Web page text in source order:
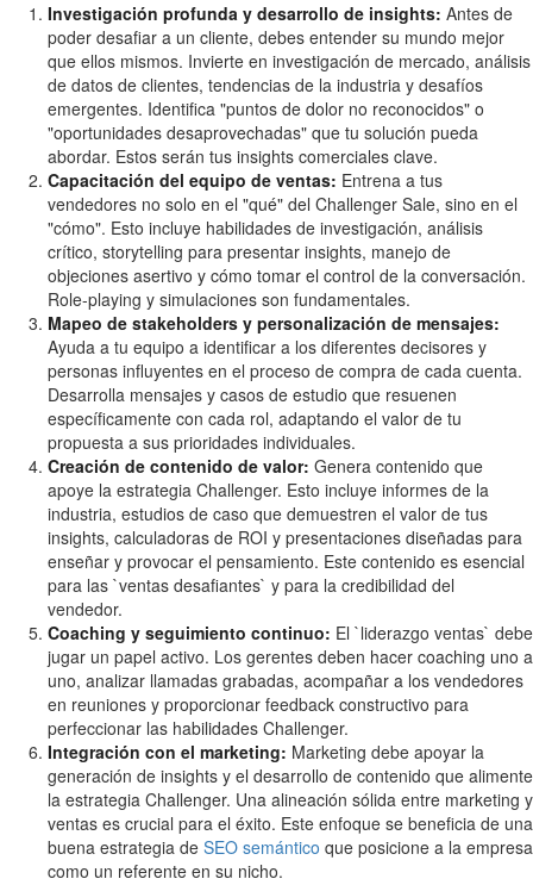
Investigación profunda y desarrollo de insights: Antes de
poder desafiar a un cliente, debes entender su mundo mejor
que ellos mismos. Invierte en investigación de mercado, análisis
de datos de clientes, tendencias de la industria y desafíos
emergentes. Identifica "puntos de dolor no reconocidos" o
"oportunidades desaprovechadas" que tu solución pueda
abordar. Estos serán tus insights comerciales clave.
Capacitación del equipo de ventas: Entrena a tus
vendedores no solo en el "qué" del Challenger Sale, sino en el
"cómo". Esto incluye habilidades de investigación, análisis
crítico, storytelling para presentar insights, manejo de
objeciones asertivo y cómo tomar el control de la conversación.
Role-playing y simulaciones son fundamentales.
Mapeo de stakeholders y personalización de mensajes:
Ayuda a tu equipo a identificar a los diferentes decisores y
personas influyentes en el proceso de compra de cada cuenta.
Desarrolla mensajes y casos de estudio que resuenen
específicamente con cada rol, adaptando el valor de tu
propuesta a sus prioridades individuales.
Creación de contenido de valor: Genera contenido que
apoye la estrategia Challenger. Esto incluye informes de la
industria, estudios de caso que demuestren el valor de tus
insights, calculadoras de ROI y presentaciones diseñadas para
enseñar y provocar el pensamiento. Este contenido es esencial
para las `ventas desafiantes` y para la credibilidad del
vendedor.
Coaching y seguimiento continuo: El `liderazgo ventas` debe
jugar un papel activo. Los gerentes deben hacer coaching uno a
uno, analizar llamadas grabadas, acompañar a los vendedores
en reuniones y proporcionar feedback constructivo para
perfeccionar las habilidades Challenger.
Integración con el marketing: Marketing debe apoyar la
generación de insights y el desarrollo de contenido que alimente
la estrategia Challenger. Una alineación sólida entre marketing y
ventas es crucial para el éxito. Este enfoque se beneficia de una
buena estrategia de SEO semántico que posicione a la empresa
como un referente en su nicho.